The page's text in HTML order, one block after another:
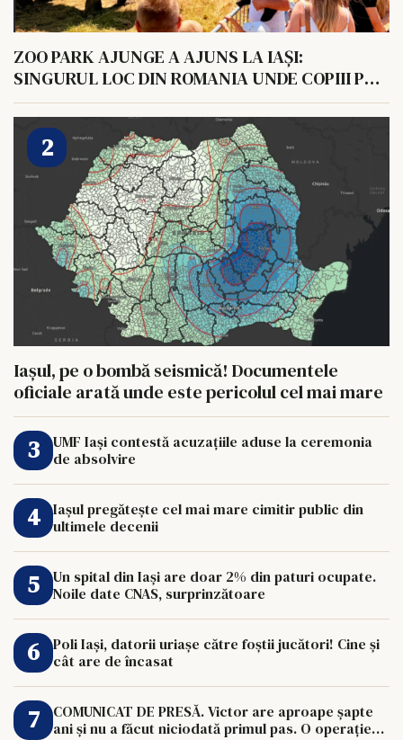
ZOO PARK AJUNGE A AJUNS LA IAȘI:
SINGURUL LOC DIN ROMANIA UNDE COPIII POT
HRANI UN ELEFANT
Iașul, pe o bombă seismică! Documentele
oficiale arată unde este pericolul cel mai mare
UMF Iași contestă acuzațiile aduse la ceremonia
de absolvire
Iașul pregătește cel mai mare cimitir public din
ultimele decenii
Un spital din Iași are doar 2% din paturi ocupate.
Noile date CNAS, surprinzătoare
Poli Iași, datorii uriașe către foștii jucători! Cine și
cât are de încasat
COMUNICAT DE PRESĂ. Victor are aproape șapte
ani și nu a făcut niciodată primul pas. O operație